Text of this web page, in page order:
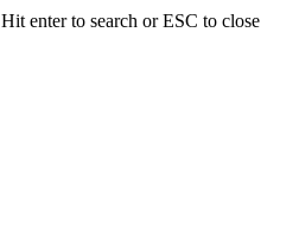
Hit enter to search or ESC to close